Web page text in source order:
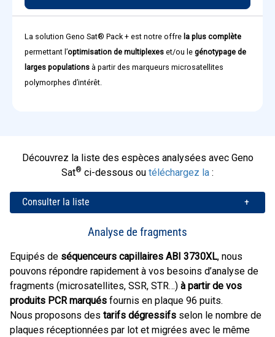
La solution Geno Sat® Pack + est notre offre la plus complète
permettant l’optimisation de multiplexes et/ou le génotypage de
larges populations à partir des marqueurs microsatellites
polymorphes d’intérêt.
Découvrez la liste des espèces analysées avec Geno
Sat® ci-dessous ou téléchargez la :
Consulter la liste +
Analyse de fragments
Equipés de séquenceurs capillaires ABI 3730XL, nous
pouvons répondre rapidement à vos besoins d’analyse de
fragments (microsatellites, SSR, STR…) à partir de vos
produits PCR marqués fournis en plaque 96 puits.
Nous proposons des tarifs dégressifs selon le nombre de
plaques réceptionnées par lot et migrées avec le même